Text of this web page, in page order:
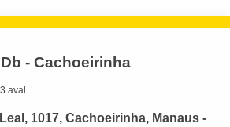
- Cachoeirinha
3 aval.
1017, Cachoeirinha, Manaus -